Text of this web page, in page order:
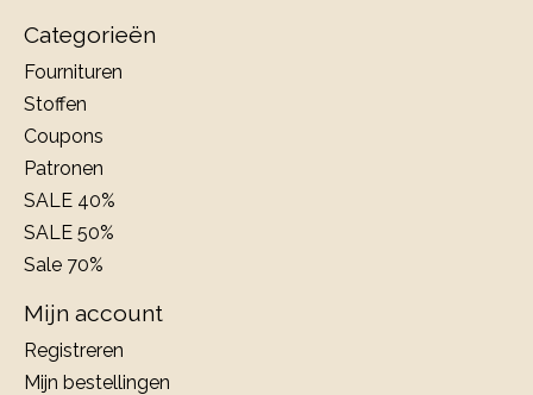
Categorieën
Fournituren
Stoffen
Coupons
Patronen
SALE 40%
SALE 50%
Sale 70%
Mijn account
Registreren
Mijn bestellingen